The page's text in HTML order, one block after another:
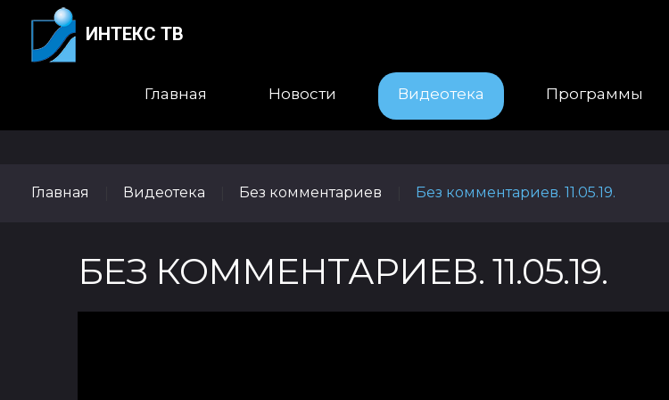
ИНТЕКС ТВ
Главная Новости Видеотека Программы
Главная Видеотека Без комментариев Без комментариев. 11.05.19.
БЕЗ КОММЕНТАРИЕВ. 11.05.19.